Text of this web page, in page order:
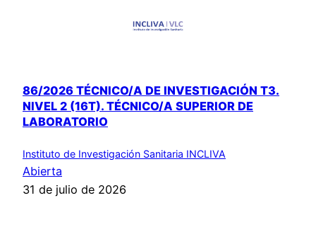
86/2026 TÉCNICO/A DE INVESTIGACIÓN T3.
NIVEL 2 (16T). TÉCNICO/A SUPERIOR DE
LABORATORIO
Instituto de Investigación Sanitaria INCLIVA
Abierta
31 de julio de 2026